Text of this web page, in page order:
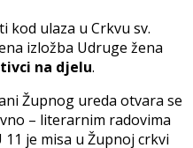
kod ulaza u Crkvu sv.
izložba Udruge žena
na djelu.
Župnog ureda otvara se
– literarnim radovima
je misa u Župnoj crkvi